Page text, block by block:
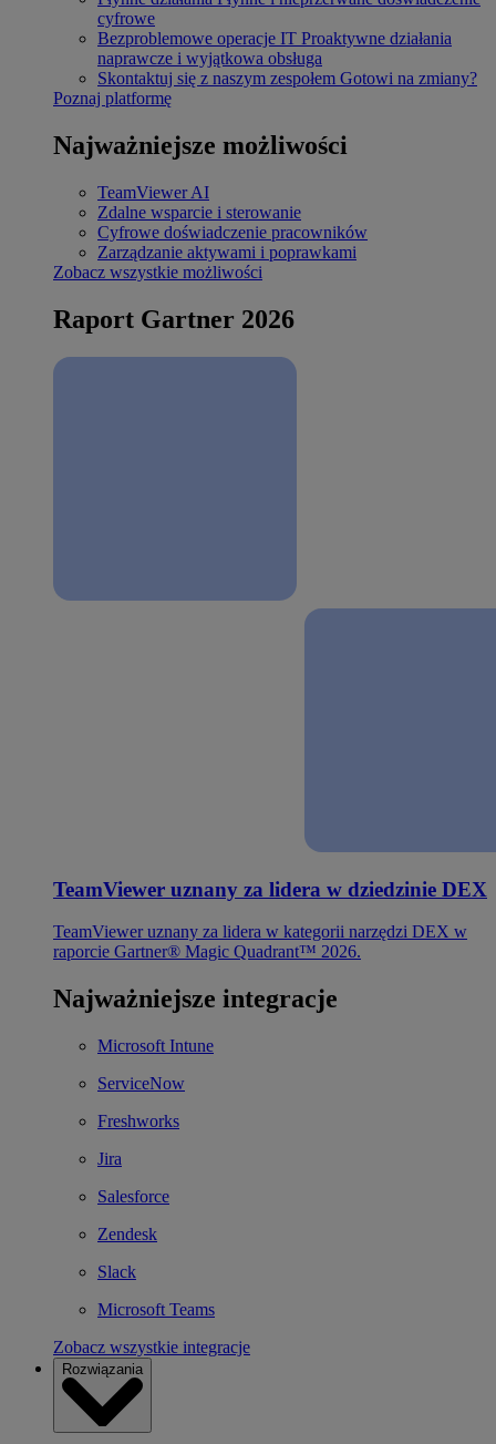
cyfrowe
Bezproblemowe operacje IT Proaktywne działania
naprawcze i wyjątkowa obsługa
Skontaktuj się z naszym zespołem Gotowi na zmiany?
Poznaj platformę
Najważniejsze możliwości
TeamViewer AI
Zdalne wsparcie i sterowanie
Cyfrowe doświadczenie pracowników
Zarządzanie aktywami i poprawkami
Zobacz wszystkie możliwości
Raport Gartner 2026
TeamViewer uznany za lidera w dziedzinie DEX
TeamViewer uznany za lidera w kategorii narzędzi DEX w
raporcie Gartner® Magic Quadrant™ 2026.
Najważniejsze integracje
Microsoft Intune
ServiceNow
Freshworks
Jira
Salesforce
Zendesk
Slack
Microsoft Teams
Zobacz wszystkie integracje
Rozwiązania